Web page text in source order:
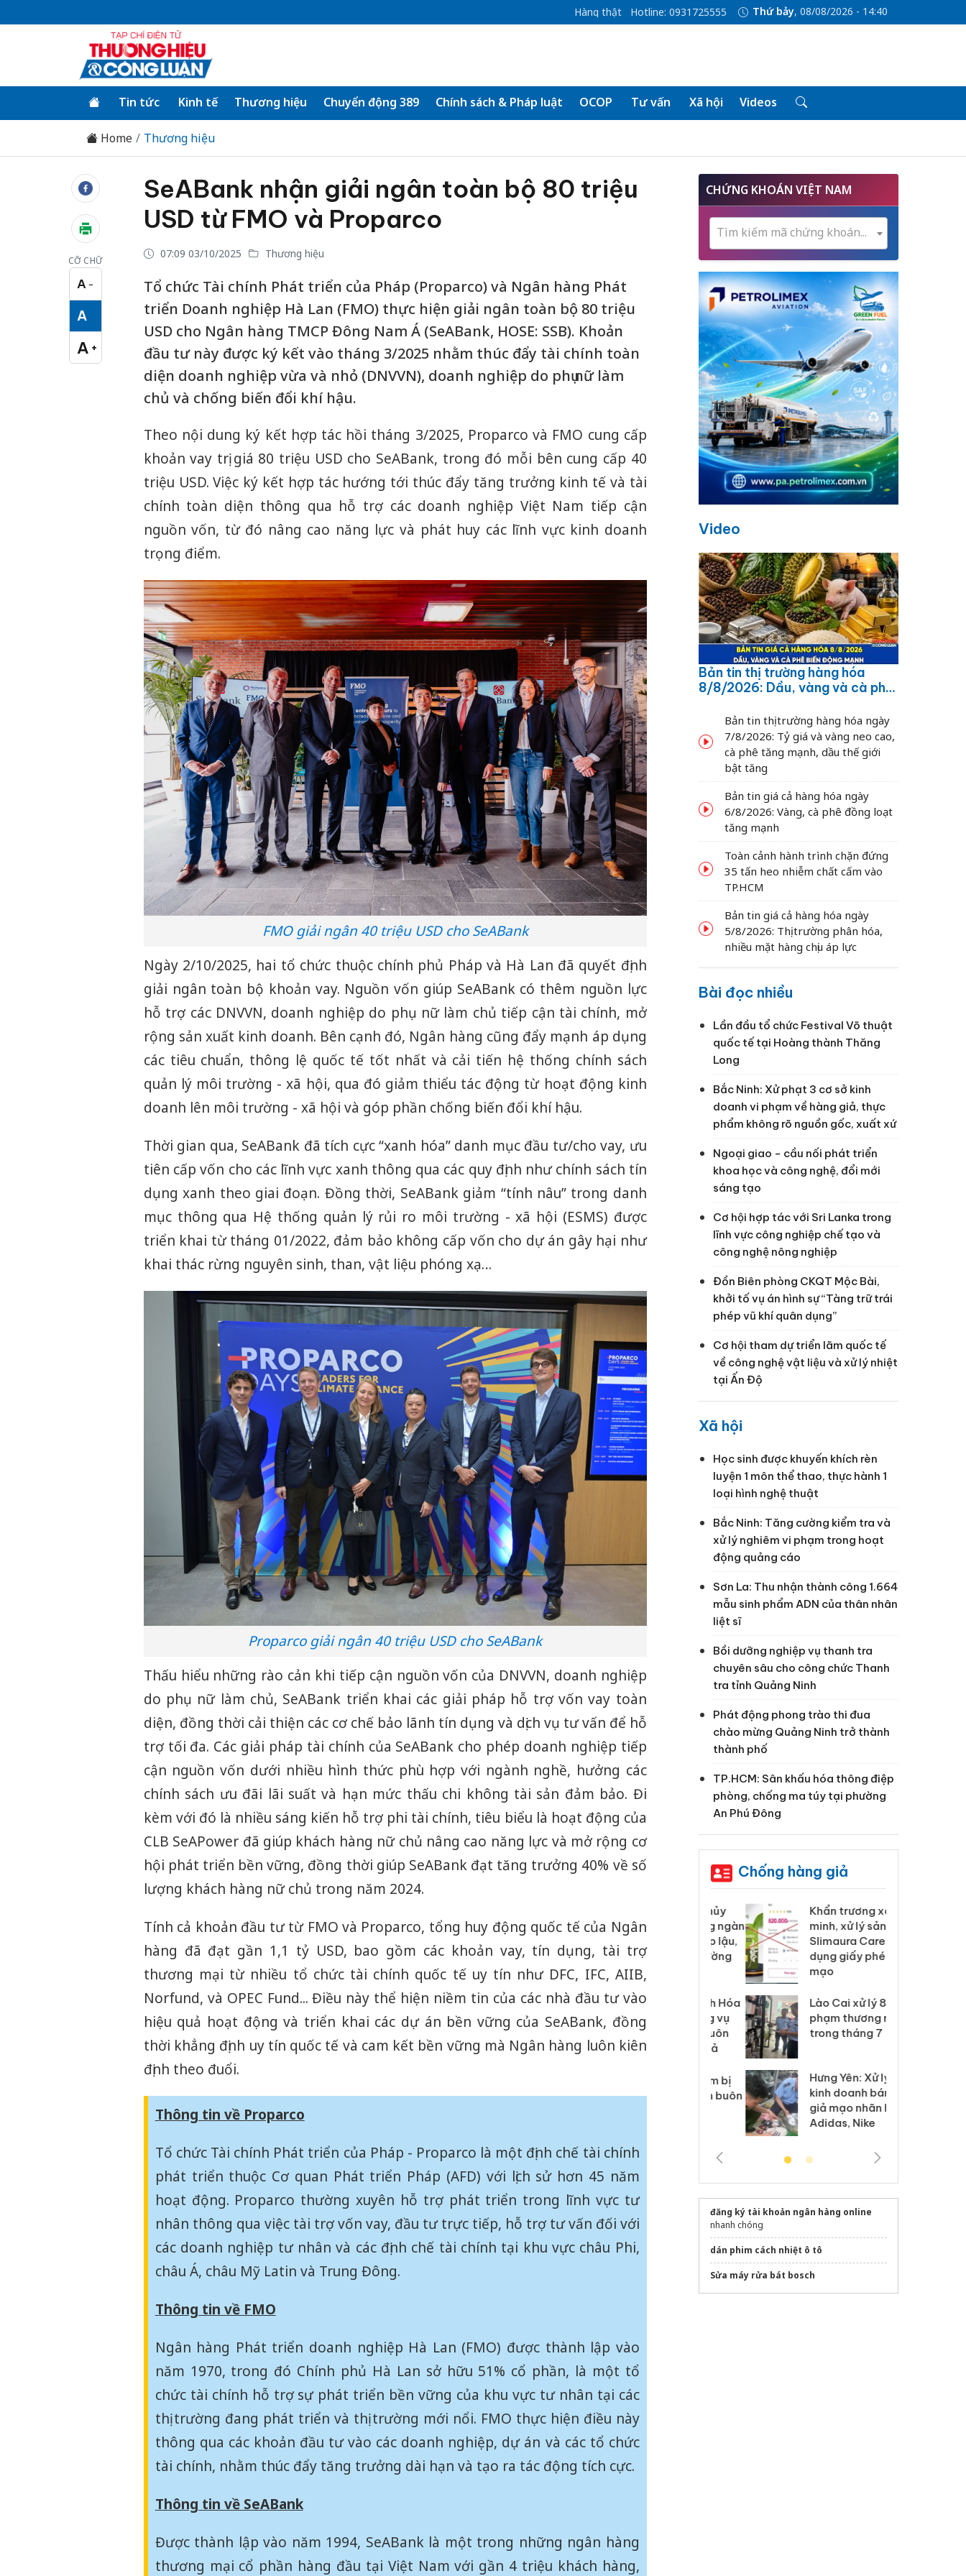
Hàng thật Hotline: 0931725555 Thứ bảy, 08/08/2026 - 14:40
Tin tức Kinh tế Thương hiệu Chuyển động 389 Chính sách & Pháp luật OCOP Tư vấn Xã hội Videos
Home Thương hiệu
CỠ CHỮ
A −
Cỡ chữ nhỏ
A
Cỡ chữ vừa
A +
Cỡ chữ lớn
SeABank nhận giải ngân toàn bộ 80 triệu
USD từ FMO và Proparco
07:09 03/10/2025 Thương hiệu
Tổ chức Tài chính Phát triển của Pháp (Proparco) và Ngân hàng Phát
triển Doanh nghiệp Hà Lan (FMO) thực hiện giải ngân toàn bộ 80 triệu
USD cho Ngân hàng TMCP Đông Nam Á (SeABank, HOSE: SSB). Khoản
đầu tư này được ký kết vào tháng 3/2025 nhằm thúc đẩy tài chính toàn
diện doanh nghiệp vừa và nhỏ (DNVVN), doanh nghiệp do phụ nữ làm
chủ và chống biến đổi khí hậu.
Theo nội dung ký kết hợp tác hồi tháng 3/2025, Proparco và FMO cung cấp
khoản vay trị giá 80 triệu USD cho SeABank, trong đó mỗi bên cung cấp 40
triệu USD. Việc ký kết hợp tác hướng tới thúc đẩy tăng trưởng kinh tế và tài
chính toàn diện thông qua hỗ trợ các doanh nghiệp Việt Nam tiếp cận
nguồn vốn, từ đó nâng cao năng lực và phát huy các lĩnh vực kinh doanh
trọng điểm.
FMO giải ngân 40 triệu USD cho SeABank
Ngày 2/10/2025, hai tổ chức thuộc chính phủ Pháp và Hà Lan đã quyết định
giải ngân toàn bộ khoản vay. Nguồn vốn giúp SeABank có thêm nguồn lực
hỗ trợ các DNVVN, doanh nghiệp do phụ nữ làm chủ tiếp cận tài chính, mở
rộng sản xuất kinh doanh. Bên cạnh đó, Ngân hàng cũng đẩy mạnh áp dụng
các tiêu chuẩn, thông lệ quốc tế tốt nhất và cải tiến hệ thống chính sách
quản lý môi trường - xã hội, qua đó giảm thiểu tác động từ hoạt động kinh
doanh lên môi trường - xã hội và góp phần chống biến đổi khí hậu.
Thời gian qua, SeABank đã tích cực “xanh hóa” danh mục đầu tư/cho vay, ưu
tiên cấp vốn cho các lĩnh vực xanh thông qua các quy định như chính sách tín
dụng xanh theo giai đoạn. Đồng thời, SeABank giảm “tính nâu” trong danh
mục thông qua Hệ thống quản lý rủi ro môi trường - xã hội (ESMS) được
triển khai từ tháng 01/2022, đảm bảo không cấp vốn cho dự án gây hại như
khai thác rừng nguyên sinh, than, vật liệu phóng xạ…
Proparco giải ngân 40 triệu USD cho SeABank
Thấu hiểu những rào cản khi tiếp cận nguồn vốn của DNVVN, doanh nghiệp
do phụ nữ làm chủ, SeABank triển khai các giải pháp hỗ trợ vốn vay toàn
diện, đồng thời cải thiện các cơ chế bảo lãnh tín dụng và dịch vụ tư vấn để hỗ
trợ tối đa. Các giải pháp tài chính của SeABank cho phép doanh nghiệp tiếp
cận nguồn vốn dưới nhiều hình thức phù hợp với ngành nghề, hưởng các
chính sách ưu đãi lãi suất và hạn mức thấu chi không tài sản đảm bảo. Đi
kèm với đó là nhiều sáng kiến hỗ trợ phi tài chính, tiêu biểu là hoạt động của
CLB SeAPower đã giúp khách hàng nữ chủ nâng cao năng lực và mở rộng cơ
hội phát triển bền vững, đồng thời giúp SeABank đạt tăng trưởng 40% về số
lượng khách hàng nữ chủ trong năm 2024.
Tính cả khoản đầu tư từ FMO và Proparco, tổng huy động quốc tế của Ngân
hàng đã đạt gần 1,1 tỷ USD, bao gồm các khoản vay, tín dụng, tài trợ
thương mại từ nhiều tổ chức tài chính quốc tế uy tín như DFC, IFC, AIIB,
Norfund, và OPEC Fund... Điều này thể hiện niềm tin của các nhà đầu tư vào
hiệu quả hoạt động và triển khai các dự án bền vững của SeABank, đồng
thời khẳng định uy tín quốc tế và cam kết bền vững mà Ngân hàng luôn kiên
định theo đuổi.
Thông tin về Proparco
Tổ chức Tài chính Phát triển của Pháp - Proparco là một định chế tài chính
phát triển thuộc Cơ quan Phát triển Pháp (AFD) với lịch sử hơn 45 năm
hoạt động. Proparco thường xuyên hỗ trợ phát triển trong lĩnh vực tư
nhân thông qua việc tài trợ vốn vay, đầu tư trực tiếp, hỗ trợ tư vấn đối với
các doanh nghiệp tư nhân và các định chế tài chính tại khu vực châu Phi,
châu Á, châu Mỹ Latin và Trung Đông.
Thông tin về FMO
Ngân hàng Phát triển doanh nghiệp Hà Lan (FMO) được thành lập vào
năm 1970, trong đó Chính phủ Hà Lan sở hữu 51% cổ phần, là một tổ
chức tài chính hỗ trợ sự phát triển bền vững của khu vực tư nhân tại các
thị trường đang phát triển và thị trường mới nổi. FMO thực hiện điều này
thông qua các khoản đầu tư vào các doanh nghiệp, dự án và các tổ chức
tài chính, nhằm thúc đẩy tăng trưởng dài hạn và tạo ra tác động tích cực.
Thông tin về SeABank
Được thành lập vào năm 1994, SeABank là một trong những ngân hàng
thương mại cổ phần hàng đầu tại Việt Nam với gần 4 triệu khách hàng,
CHỨNG KHOÁN VIỆT NAM
Tìm kiếm mã chứng khoán...
Video
Bản tin thị trường hàng hóa
8/8/2026: Dầu, vàng và cà phê
Bản tin thị trường hàng hóa ngày
7/8/2026: Tỷ giá và vàng neo cao,
cà phê tăng mạnh, dầu thế giới
bật tăng
Bản tin giá cả hàng hóa ngày
6/8/2026: Vàng, cà phê đồng loạt
tăng mạnh
Toàn cảnh hành trình chặn đứng
35 tấn heo nhiễm chất cấm vào
TP.HCM
Bản tin giá cả hàng hóa ngày
5/8/2026: Thị trường phân hóa,
nhiều mặt hàng chịu áp lực
Bài đọc nhiều
Lần đầu tổ chức Festival Võ thuật
quốc tế tại Hoàng thành Thăng
Long
Bắc Ninh: Xử phạt 3 cơ sở kinh
doanh vi phạm về hàng giả, thực
phẩm không rõ nguồn gốc, xuất xứ
Ngoại giao - cầu nối phát triển
khoa học và công nghệ, đổi mới
sáng tạo
Cơ hội hợp tác với Sri Lanka trong
lĩnh vực công nghiệp chế tạo và
công nghệ nông nghiệp
Đồn Biên phòng CKQT Mộc Bài,
khởi tố vụ án hình sự “Tàng trữ trái
phép vũ khí quân dụng”
Cơ hội tham dự triển lãm quốc tế
về công nghệ vật liệu và xử lý nhiệt
tại Ấn Độ
Xã hội
Học sinh được khuyến khích rèn
luyện 1 môn thể thao, thực hành 1
loại hình nghệ thuật
Bắc Ninh: Tăng cường kiểm tra và
xử lý nghiêm vi phạm trong hoạt
động quảng cáo
Sơn La: Thu nhận thành công 1.664
mẫu sinh phẩm ADN của thân nhân
liệt sĩ
Bồi dưỡng nghiệp vụ thanh tra
chuyên sâu cho công chức Thanh
tra tỉnh Quảng Ninh
Phát động phong trào thi đua
chào mừng Quảng Ninh trở thành
thành phố
TP.HCM: Sân khấu hóa thông điệp
phòng, chống ma túy tại phường
An Phú Đông
Chống hàng giả
công khai hàng ngàn
bảo vệ môi trường
kinh doanh
Công an Thanh Hóa
tìm bị hại trong vụ
án sản xuất, buôn
bán yến sào giả
hại trong vụ án buôn
Khẩn trương xác
minh, xử lý sản phẩm
Slimaura Care x3 sử
dụng giấy phép giả
mạo
Lào Cai xử lý 83 vụ vi
phạm thương mại
trong tháng 7
Hưng Yên: Xử lý 6 hộ
kinh doanh bán hàng
giả mạo nhãn hiệu
Adidas, Nike
đăng ký tài khoản ngân hàng online
nhanh chóng
dán phim cách nhiệt ô tô
Sửa máy rửa bát bosch